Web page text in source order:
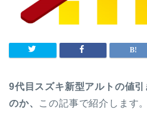
9代目スズキ新型アルトの値
のか、 この記事で紹介します。